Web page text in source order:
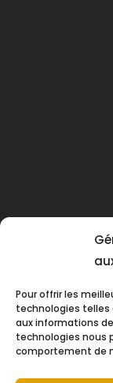
Pour offrir les
technologies telles
aux informations
technologies nous
comportement de